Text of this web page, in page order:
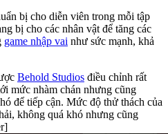
bị cho diễn viên trong mỗi tập
bị cho các nhân vật để tăng các
game nhập vai như sức mạnh, khả
Behold Studios điều chỉnh rất
mức nhàm chán nhưng cũng
để tiếp cận. Mức độ thử thách của
không quá khó nhưng cũng